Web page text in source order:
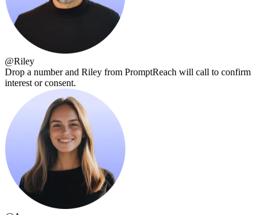
@Riley
Drop a number and Riley from PromptReach will call to confirm
interest or consent.